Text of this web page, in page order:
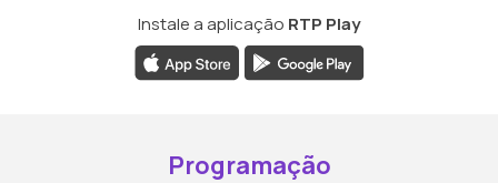
Instale a aplicação RTP Play
Programação